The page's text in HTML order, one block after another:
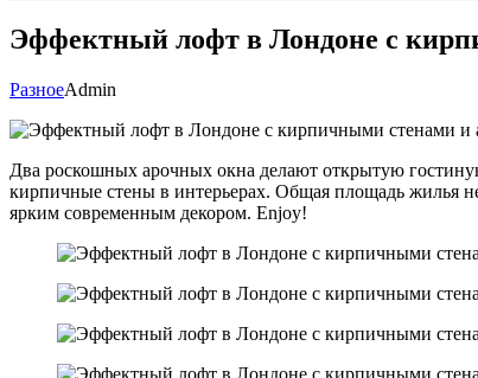
Эффектный лофт в Лондоне с
РазноеAdmin
Два роскошных арочных окна делают открытую
кирпичные стены в интерьерах. Общая площадь жилья
ярким современным декором. Enjoy!